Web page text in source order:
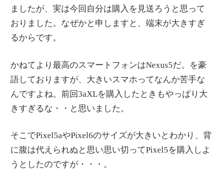
ましたが、実は今回自分は購入を見送ろうと思って
おりました。なぜかと申しますと、端末が大きすぎ
るからです。
かねてより最高のスマートフォンはNexus5だ。を豪
語しておりますが、大きいスマホってなんか苦手な
んですよね。前回3aXLを購入したときもやっぱり大
きすぎるな・・と思いました。
そこでPixel5aやPixel6のサイズが大きいとわかり、背
に腹は代えられぬと思い思い切ってPixel5を購入しよ
うとしたのですが・・・。